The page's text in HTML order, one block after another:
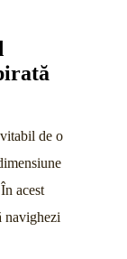
de o
acest
navighezi